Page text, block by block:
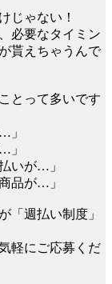
じゃない！
必要なタイミン
貰えちゃうんで
とって多いです
」
」
いが…」
品が…」
「週払い制度」
軽にご応募くだ